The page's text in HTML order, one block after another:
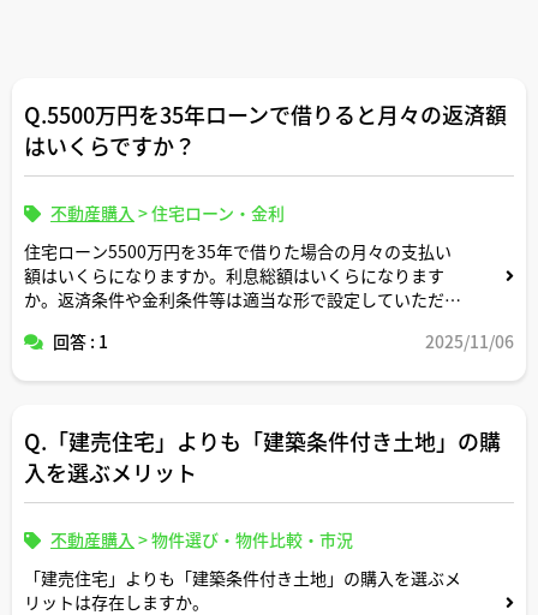
Q.5500万円を35年ローンで借りると月々の返済額
はいくらですか？
不動産購入 >住宅ローン・金利
住宅ローン5500万円を35年で借りた場合の月々の支払い
額はいくらになりますか。利息総額はいくらになります
か。返済条件や金利条件等は適当な形で設定していただい
ミュレーションを記載いただけると助かります。よろしく
回答 : 1 2025/11/06
Q.「建売住宅」よりも「建築条件付き土地」の購
入を選ぶメリット
不動産購入 >物件選び・物件比較・市況
「建売住宅」よりも「建築条件付き土地」の購入を選ぶメ
リットは存在しますか。